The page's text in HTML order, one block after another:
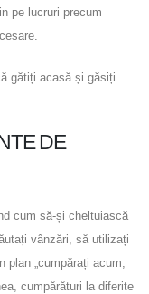
pe lucruri precum
gătiți acasă și găsiți
DE
cum să-și cheltuiască
vânzări, să utilizați
„cumpărați acum,
cumpărături la diferite